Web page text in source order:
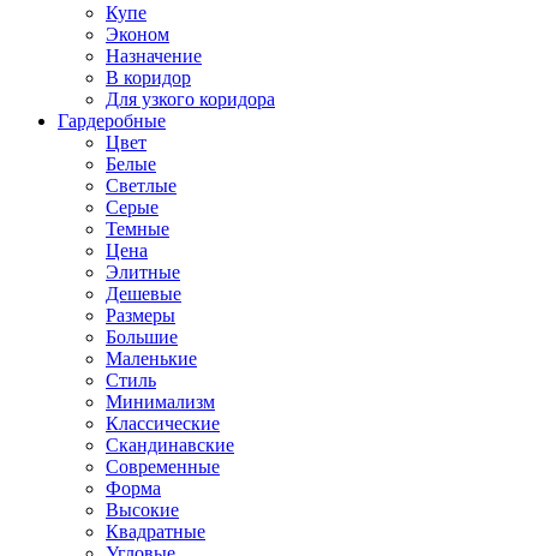
Купе
Эконом
Назначение
В коридор
Для узкого коридора
Гардеробные
Цвет
Белые
Светлые
Серые
Темные
Цена
Элитные
Дешевые
Размеры
Большие
Маленькие
Стиль
Минимализм
Классические
Скандинавские
Современные
Форма
Высокие
Квадратные